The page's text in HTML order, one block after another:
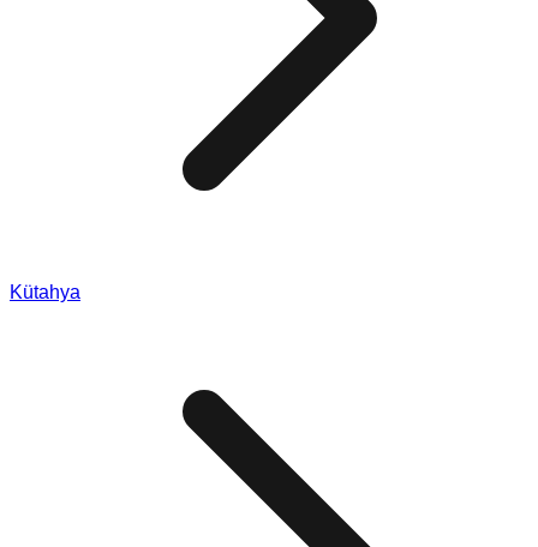
Kütahya